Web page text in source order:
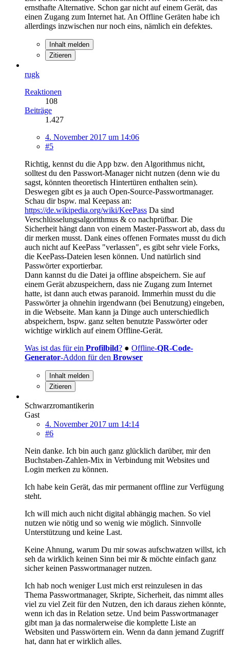
ernsthafte Alternative. Schon gar nicht auf einem Gerät, das
einen Zugang zum Internet hat. An Offline Geräten habe ich
allerdings inzwischen nur noch eins, nämlich ein defektes.
Inhalt melden
Zitieren
rugk
Reaktionen
108
Beiträge
1.427
4. November 2017 um 14:06
#5
Richtig, kennst du die App bzw. den Algorithmus nicht,
solltest du den Passwort-Manager nicht nutzen (denn wie du
sagst, könnten theoretisch Hintertüren enthalten sein).
Deswegen gibt es ja auch Open-Source-Passwortmanager.
Schau dir bspw. mal Keepass an:
https://de.wikipedia.org/wiki/KeePass Da sind
Verschlüsselungsalgorithmus & co nachprüfbar. Die
Sicherheit hängt dann von einem Master-Passwort ab, dass du
dir merken musst. Dank eines offenen Formates musst du dich
auch nicht auf KeePass "verlassen", es gibt sehr viele Forks,
die KeePass-Dateien lesen können. Und natürlich sind
Passwörter exportierbar.
Dann kannst du die Datei ja offline abspeichern. Sie auf
einem Gerät abzuspeichern, dass nie Zugang zum Internet
hatte, ist dann auch etwas paranoid. Immerhin musst du die
Passwörter ja ohnehin irgendwann (bei Benutzung) eingeben,
in die Webseite. Man kann ja Dinge auch unterschiedlich
abspeichern, bspw. ganz selten benutzte Passwörter oder
wichtige wirklich auf einem Offline-Gerät.
Was ist das für ein Profilbild? ● Offline-QR-Code-
Generator-Addon für den Browser
Inhalt melden
Zitieren
Schwarzromantikerin
Gast
4. November 2017 um 14:14
#6
Nein danke. Ich bin auch ganz glücklich darüber, mir den
Buchstaben-Zahlen-Mix in Verbindung mit Websites und
Login merken zu können.
Ich habe kein Gerät, das mir permanent offline zur Verfügung
steht.
Ich will mich auch nicht digital abhängig machen. So viel
nutzen wie nötig und so wenig wie möglich. Sinnvolle
Unterstützung und keine Last.
Keine Ahnung, warum Du mir sowas aufschwatzen willst, ich
seh da wirklich keinen Sinn bei mir & möchte einfach ganz
sicher keinen Passwortmanager nutzen.
Ich hab noch weniger Lust mich erst reinzulesen in das
Thema Passwortmanager, Skripte, Sicherheit, das nimmt alles
viel zu viel Zeit für den Nutzen, den ich daraus ziehen könnte,
wenn ich das in Relation setze. Und beim Passwortmanager
gibt man ja das normalerweise die komplette Liste an
Websiten und Passwörtern ein. Wenn da dann jemand Zugriff
hat, dann hat er wirklich alles.